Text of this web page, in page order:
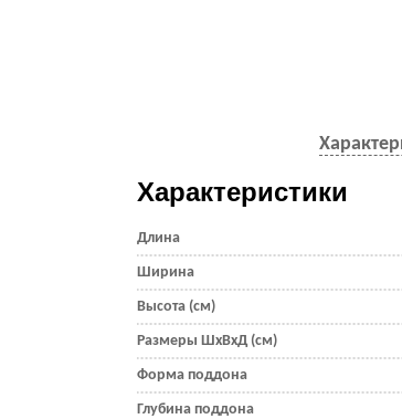
Характеристики
Длина
Ширина
Высота (см)
Размеры ШхВхД (см)
Форма поддона
Глубина поддона